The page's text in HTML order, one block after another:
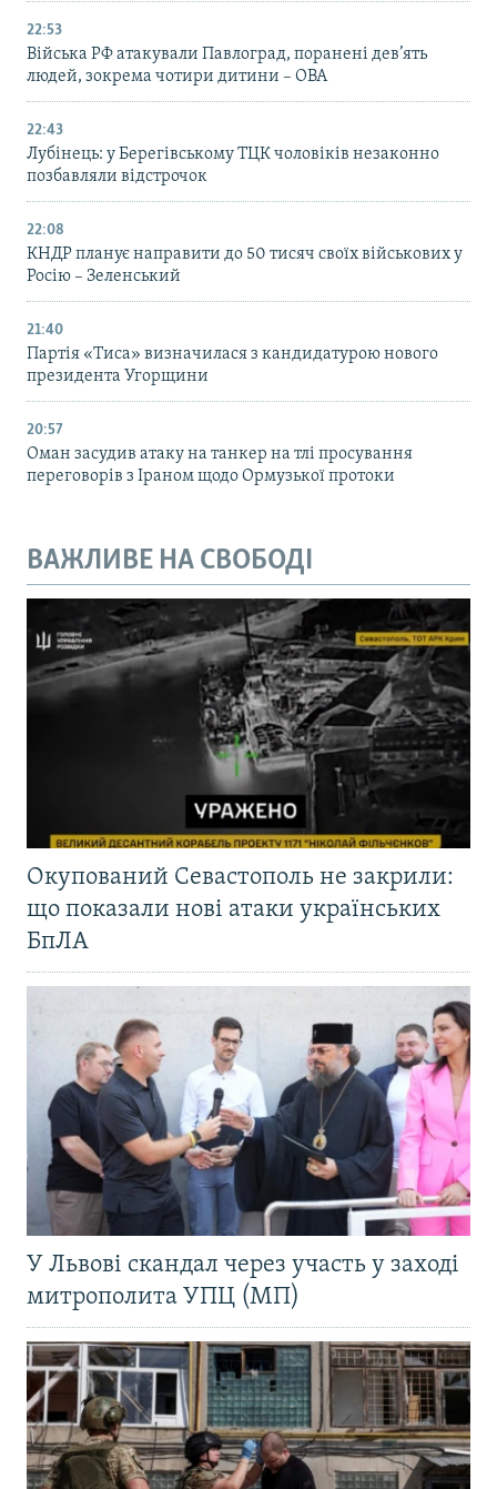
22:53
Війська РФ атакували Павлоград, поранені дев’ять
людей, зокрема чотири дитини – ОВА
22:43
Лубінець: у Берегівському ТЦК чоловіків незаконно
позбавляли відстрочок
22:08
КНДР планує направити до 50 тисяч своїх військових у
Росію – Зеленський
21:40
Партія «Тиса» визначилася з кандидатурою нового
президента Угорщини
20:57
Оман засудив атаку на танкер на тлі просування
переговорів з Іраном щодо Ормузької протоки
ВАЖЛИВЕ НА СВОБОДІ
Окупований Севастополь не закрили:
що показали нові атаки українських
БпЛА
У Львові скандал через участь у заході
митрополита УПЦ (МП)